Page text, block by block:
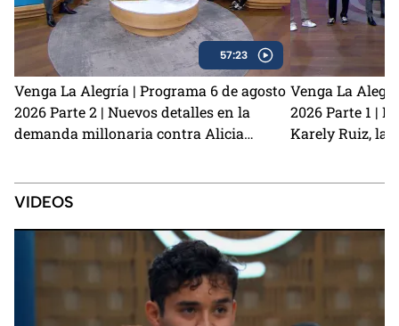
57:23
Venga La Alegría | Programa 6 de agosto
2026 Parte 2 | Nuevos detalles en la
demanda millonaria contra Alicia
2
Venga La
2026 Parte 1 |
Karely Ruiz, la
VIDEOS